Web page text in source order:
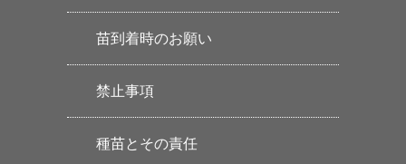
苗到着時のお願い
禁止事項
種苗とその責任